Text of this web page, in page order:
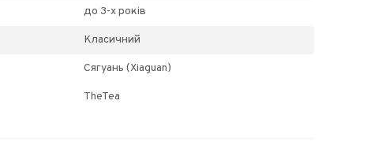
до 3-х років
Класичний
Сягуань (Xiaguan)
TheTea